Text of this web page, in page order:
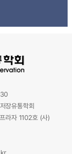
장유통학회
라자 1102호 (사)